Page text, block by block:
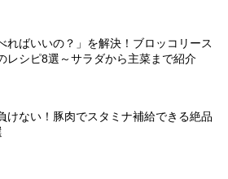
ればいいの？」を解決！ブロッコリース
レシピ8選～サラダから主菜まで紹介
けない！豚肉でスタミナ補給できる絶品